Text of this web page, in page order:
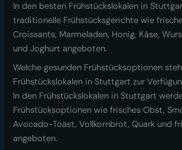
In den besten Frühstückslokalen in
traditionelle Frühstücksgerichte wie
Croissants, Marmeladen, Honig, Käse,
und Joghurt angeboten.
Welche gesunden Frühstücksoptionen
Frühstückslokalen in Stuttgart zur
In den Frühstückslokalen in Stuttgart
Frühstücksoptionen wie frisches Obst,
Avocado-Toast, Vollkornbrot, Quark und
angeboten.